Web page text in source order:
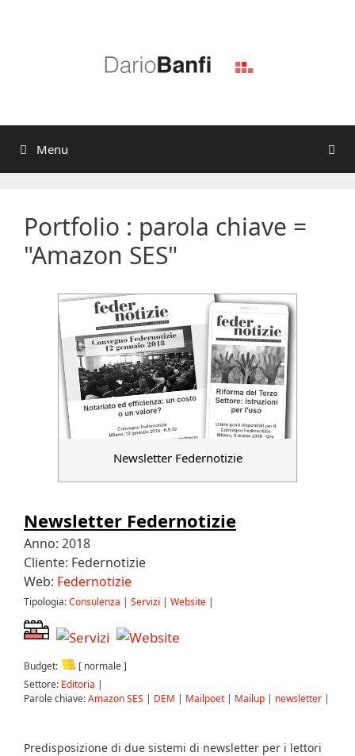
Menu
Portfolio : parola chiave =
"Amazon SES"
Newsletter Federnotizie
Newsletter Federnotizie
Anno: 2018
Cliente: Federnotizie
Web: Federnotizie
Tipologia:Consulenza | Servizi | Website |
Budget:
[ normale ]
Settore: Editoria |
Parole chiave:Amazon SES | DEM | Mailpoet | Mailup | newsletter |
Predisposizione di due sistemi di newsletter per i lettori